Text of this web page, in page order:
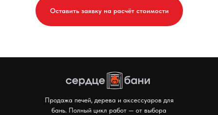
Оставить заявку на расчёт стоимости
Продажа печей, дерева и аксессуаров для
бань. Полный цикл работ — от выбора
Мы в соцсетях: